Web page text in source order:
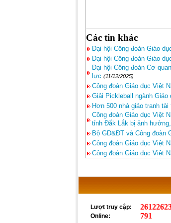
Các tin khác
Đại hội Công đoàn Giáo
Đại hội Công đoàn Giáo
Đại hội Công đoàn Cơ
lực (11/12/2025)
Công đoàn Giáo dục Việt
Giải Pickleball ngành Giáo
Hơn 500 nhà giáo tranh
Công đoàn Giáo dục Việt
tỉnh Đắk Lắk bị ảnh
Bộ GD&ĐT và Công đoàn
Công đoàn Giáo dục Việt
Công đoàn Giáo dục Việt
Lượt truy cập:
Online: 791